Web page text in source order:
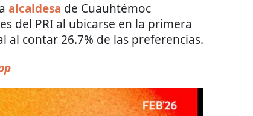
alcaldesa de Cuauhtémoc
del PRI al ubicarse en la primera
contar 26.7% de las preferencias.